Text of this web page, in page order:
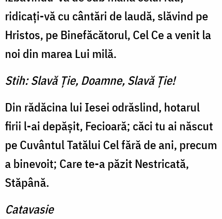
ridicaţi-vă cu cântări de laudă, slăvind pe
Hristos, pe Binefăcătorul, Cel Ce a venit la
noi din marea Lui milă.
Stih: Slavă Ţie, Doamne, Slavă Ţie!
Din rădăcina lui Iesei odrăslind, hotarul
firii l-ai depăşit, Fecioară; căci tu ai născut
pe Cuvântul Tatălui Cel fără de ani, precum
a binevoit; Care te-a păzit Nestricată,
Stăpână.
Catavasie